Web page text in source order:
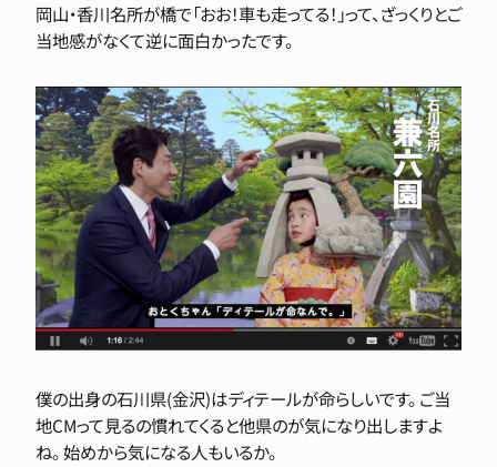
岡山・香川名所が橋で「おお！車も走ってる！」って、ざっくりとご
当地感がなくて逆に面白かったです。
僕の出身の石川県(金沢)はディテールが命らしいです。 ご当
地CMって見るの慣れてくると他県のが気になり出しますよ
ね。 始めから気になる人もいるか。